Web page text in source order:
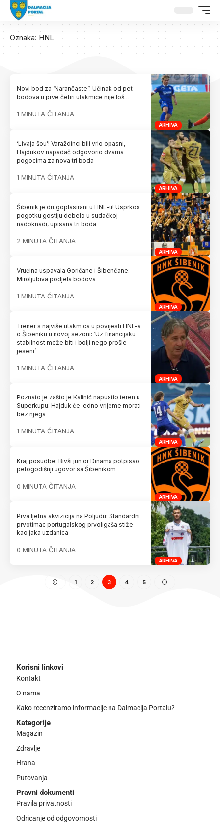
Oznaka: HNL
ARHIVA
Novi bod za ‘Narančaste”: Učinak od pet
bodova u prve četiri utakmice nije loš…
1 MINUTA ČITANJA
ARHIVA
‘Livaja šou’! Varaždinci bili vrlo opasni,
Hajdukov napadač odgovorio dvama
pogocima za nova tri boda
1 MINUTA ČITANJA
ARHIVA
Šibenik je drugoplasirani u HNL-u! Usprkos
pogotku gostiju debelo u sudačkoj
nadoknadi, upisana tri boda
2 MINUTA ČITANJA
ARHIVA
Vrućina uspavala Goričane i Šibenčane:
Miroljubiva podjela bodova
1 MINUTA ČITANJA
ARHIVA
Trener s najviše utakmica u povijesti HNL-a
o Šibeniku u novoj sezoni: ‘Uz financijsku
stabilnost može biti i bolji nego prošle
jeseni’
1 MINUTA ČITANJA
ARHIVA
Poznato je zašto je Kalinić napustio teren u
Superkupu: Hajduk će jedno vrijeme morati
bez njega
1 MINUTA ČITANJA
ARHIVA
Kraj posudbe: Bivši junior Dinama potpisao
petogodišnji ugovor sa Šibenikom
0 MINUTA ČITANJA
ARHIVA
Prva ljetna akvizicija na Poljudu: Standardni
prvotimac portugalskog prvoligaša stiže
kao jaka uzdanica
0 MINUTA ČITANJA
1 2 3 4 5
Korisni linkovi
Kontakt
O nama
Kako recenziramo informacije na Dalmacija Portalu?
Kategorije
Magazin
Zdravlje
Hrana
Putovanja
Pravni dokumenti
Pravila privatnosti
Odricanje od odgovornosti